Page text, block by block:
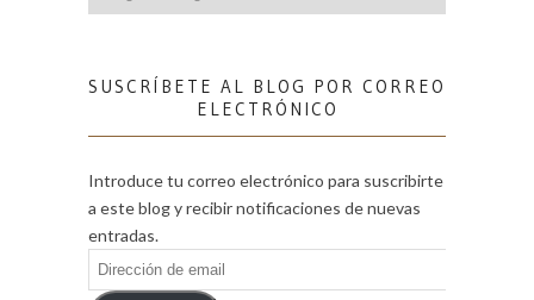
SUSCRÍBETE AL BLOG POR CORREO
ELECTRÓNICO
Introduce tu correo electrónico para suscribirte
a este blog y recibir notificaciones de nuevas
entradas.
Dirección
de